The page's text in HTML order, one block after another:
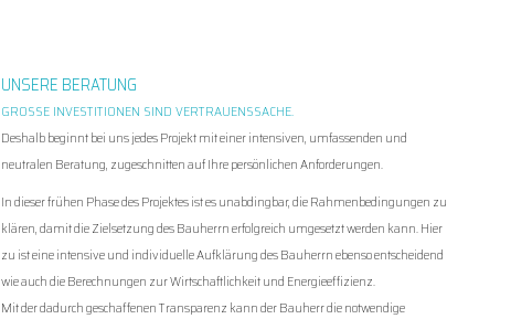
UNSERE BERATUNG
GROSSE INVESTITIONEN SIND VERTRAUENSSACHE.
Deshalb beginnt bei uns jedes Projekt mit einer intensiven, umfassenden und
neutralen Beratung, zugeschnitten auf Ihre persönlichen Anforderungen.
In dieser frühen Phase des Projektes ist es unabdingbar, die Rahmenbedingungen zu
klären, damit die Zielsetzung des Bauherrn erfolgreich umgesetzt werden kann. Hier
zu ist eine intensive und individuelle Aufklärung des Bauherrn ebenso entscheidend
wie auch die Berechnungen zur Wirtschaftlichkeit und Energieeffizienz.
Mit der dadurch geschaffenen Transparenz kann der Bauherr die notwendige